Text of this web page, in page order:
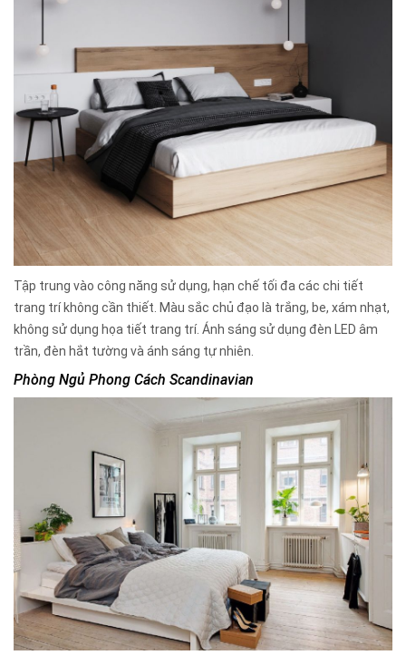
Tập trung vào công năng sử dụng, hạn chế tối đa các chi tiết
trang trí không cần thiết. Màu sắc chủ đạo là trắng, be, xám nhạt,
không sử dụng họa tiết trang trí. Ánh sáng sử dụng đèn LED âm
trần, đèn hắt tường và ánh sáng tự nhiên.
Phòng Ngủ Phong Cách Scandinavian